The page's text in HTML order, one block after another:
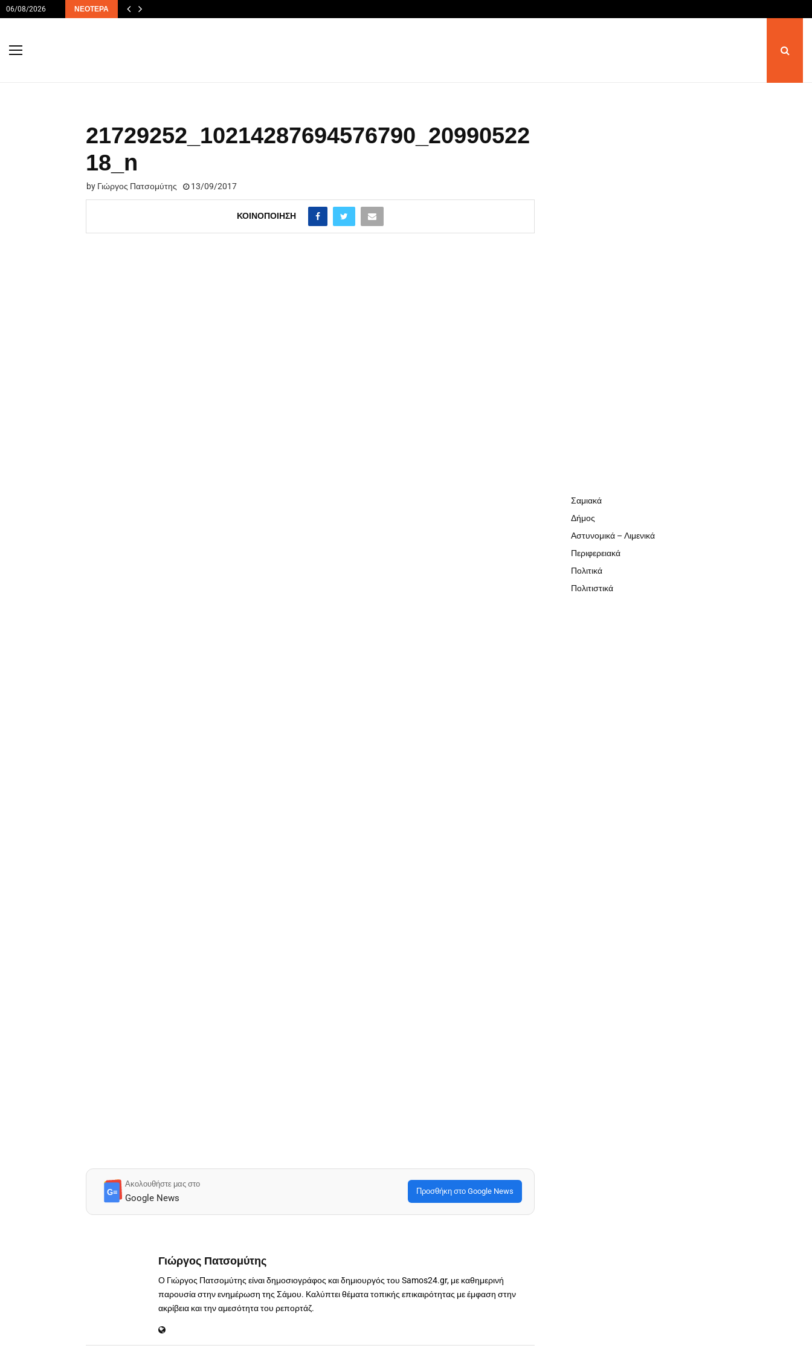
06/08/2026 ΝΕΌΤΕΡΑ
21729252_10214287694576790_20990522
18_n
by Γιώργος Πατσομύτης 13/09/2017
ΚΟΙΝΟΠΟΊΗΣΗ
G≡
Ακολουθήστε μας στο
Google News
Προσθήκη στο Google News
Γιώργος Πατσομύτης
Ο Γιώργος Πατσομύτης είναι δημοσιογράφος και δημιουργός του Samos24.gr, με καθημερινή
παρουσία στην ενημέρωση της Σάμου. Καλύπτει θέματα τοπικής επικαιρότητας με έμφαση στην
ακρίβεια και την αμεσότητα του ρεπορτάζ.
Σαμιακά
Δήμος
Αστυνομικά – Λιμενικά
Περιφερειακά
Πολιτικά
Πολιτιστικά